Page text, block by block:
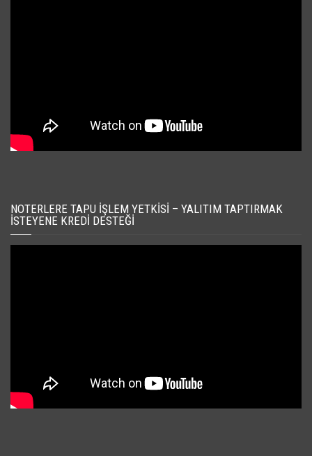
NOTERLERE TAPU İŞLEM YETKISI – YALITIM TAPTIRMAK
İSTEYENE KREDI DESTEĞI